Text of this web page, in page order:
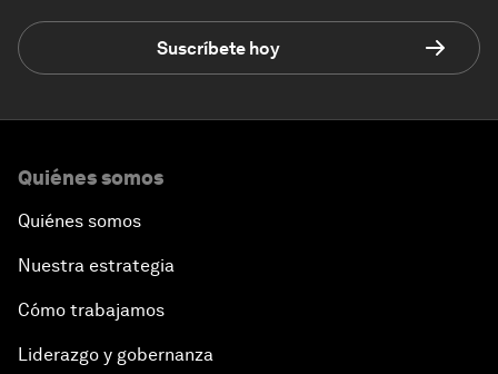
Suscríbete hoy
Quiénes somos
Quiénes somos
Nuestra estrategia
Cómo trabajamos
Liderazgo y gobernanza